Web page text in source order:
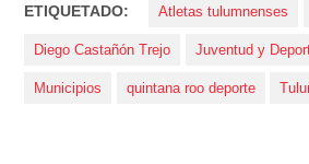
ETIQUETADO: Atletas tulumnenses
Diego Castañón Trejo Juventud y
Municipios quintana roo deporte